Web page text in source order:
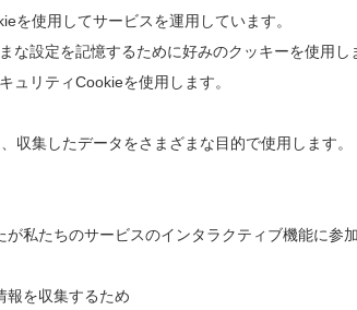
を使用してサービスを運用しています。
な設定を記憶するために好みのクッキーを使用し
ュリティCookieを使用します。
収集したデータをさまざまな目的で使用します。
私たちのサービスのインタラクティブ機能に参
報を収集するため